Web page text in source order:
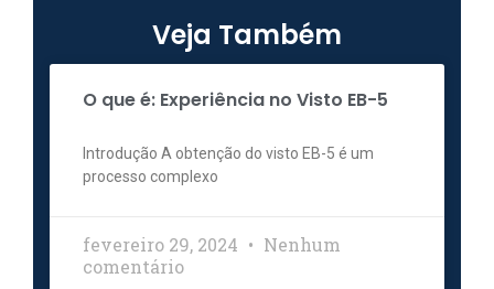
Veja Também
O que é: Experiência no Visto EB-5
Introdução A obtenção do visto EB-5 é um
processo complexo
fevereiro 29, 2024
Nenhum
comentário